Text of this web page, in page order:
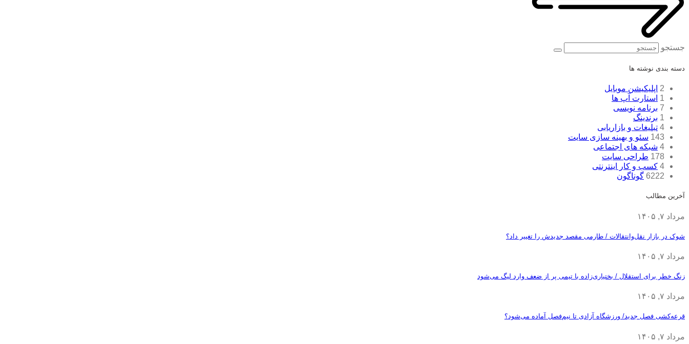
جستجو
دسته بندی نوشته ها
2 اپلیکیشن موبایل
1 استارت آپ ها
7 برنامه نویسی
1 برندینگ
4 تبلیغات و بازاریابی
143 سئو و بهینه سازی سایت
4 شبکه های اجتماعی
178 طراحی سایت
4 کسب و کار اینترنتی
6222 گوناگون
آخرین مطالب
مرداد ۷, ۱۴۰۵
شوک در بازار نقل‌وانتقالات / طارمی مقصد جدیدش را تغییر داد؟
مرداد ۷, ۱۴۰۵
زنگ خطر برای استقلال / بختیاری‌زاده با تیمی پر از ضعف وارد لیگ می‌شود
مرداد ۷, ۱۴۰۵
قرعه‎‌کشی فصل جدید/ ورزشگاه آزادی تا نیم‌فصل آماده می‌شود؟
مرداد ۷, ۱۴۰۵